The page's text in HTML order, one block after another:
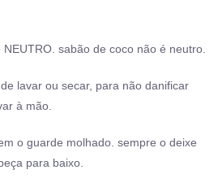
sabão de coco não é neutro.
lavar ou secar, para não danificar
à mão.
o guarde molhado. sempre o deixe
para baixo.